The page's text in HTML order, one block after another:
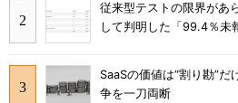
従来型テストの限界が
して判明した「99.4％未
SaaSの価値は“割り勘”
争を一刀両断